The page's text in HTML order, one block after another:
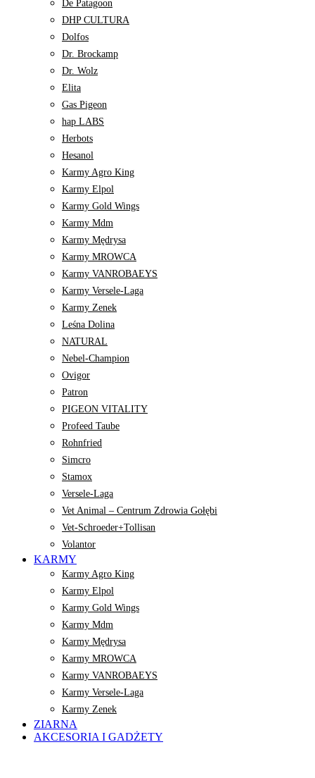
De Patagoon
DHP CULTURA
Dolfos
Dr. Brockamp
Dr. Wolz
Elita
Gas Pigeon
hap LABS
Herbots
Hesanol
Karmy Agro King
Karmy Elpol
Karmy Gold Wings
Karmy Mdm
Karmy Mędrysa
Karmy MROWCA
Karmy VANROBAEYS
Karmy Versele-Laga
Karmy Zenek
Leśna Dolina
NATURAL
Nebel-Champion
Ovigor
Patron
PIGEON VITALITY
Profeed Taube
Rohnfried
Simcro
Stamox
Versele-Laga
Vet Animal – Centrum Zdrowia Gołębi
Vet-Schroeder+Tollisan
Volantor
KARMY
Karmy Agro King
Karmy Elpol
Karmy Gold Wings
Karmy Mdm
Karmy Mędrysa
Karmy MROWCA
Karmy VANROBAEYS
Karmy Versele-Laga
Karmy Zenek
ZIARNA
AKCESORIA I GADŻETY